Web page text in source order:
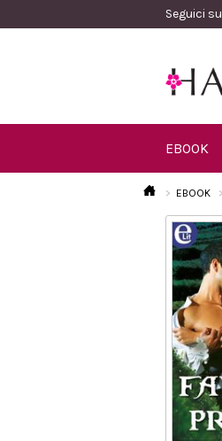
Seguici su
EBOOK
EBOOK